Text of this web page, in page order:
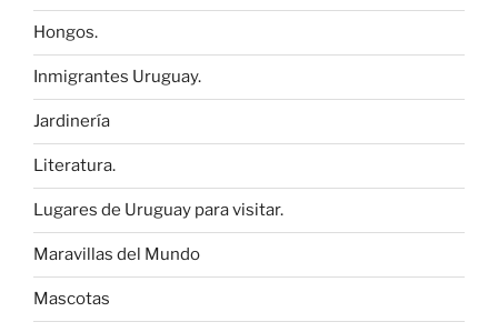
Hongos.
Inmigrantes Uruguay.
Jardinería
Literatura.
Lugares de Uruguay para visitar.
Maravillas del Mundo
Mascotas